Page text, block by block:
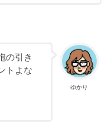
ゆかり
の引き
トよな